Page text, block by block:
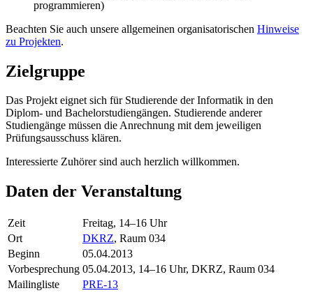
programmieren)
Beachten Sie auch unsere allgemeinen organisatorischen Hinweise
zu Projekten.
Zielgruppe
Das Projekt eignet sich für Studierende der Informatik in den
Diplom- und Bachelorstudiengängen. Studierende anderer
Studiengänge müssen die Anrechnung mit dem jeweiligen
Prüfungsausschuss klären.
Interessierte Zuhörer sind auch herzlich willkommen.
Daten der Veranstaltung
Zeit
Freitag, 14–16 Uhr
Ort
DKRZ, Raum 034
Beginn
05.04.2013
Vorbesprechung 05.04.2013, 14–16 Uhr, DKRZ, Raum 034
Mailingliste
PRE-13